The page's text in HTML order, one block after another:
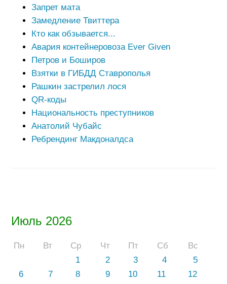
Июль 2026
Пн Вт Ср Чт Пт Сб
Вс
1
2 3 4
5
6
7 8 9 10 11
12
Запрет мата
Замедление Твиттера
Кто как обзывается...
Авария контейнеровоза Ever Given
Петров и Боширов
Взятки в ГИБДД Ставрополья
Рашкин застрелил лося
QR-коды
Национальность преступников
Анатолий Чубайс
Ребрендинг Макдоналдса